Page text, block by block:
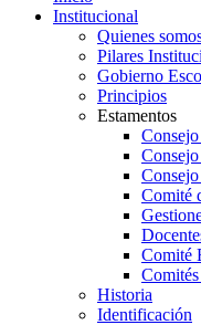
Institucional
Quienes
Pilares
Gobierno
Principios
Estamentos
Comité
Comité
Historia
Identificación